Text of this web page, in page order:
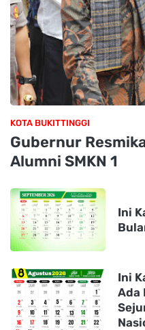
KOTA BUKITTINGGI
Gubernur
Alumni SMKN 1
Ini
Ini
Ada